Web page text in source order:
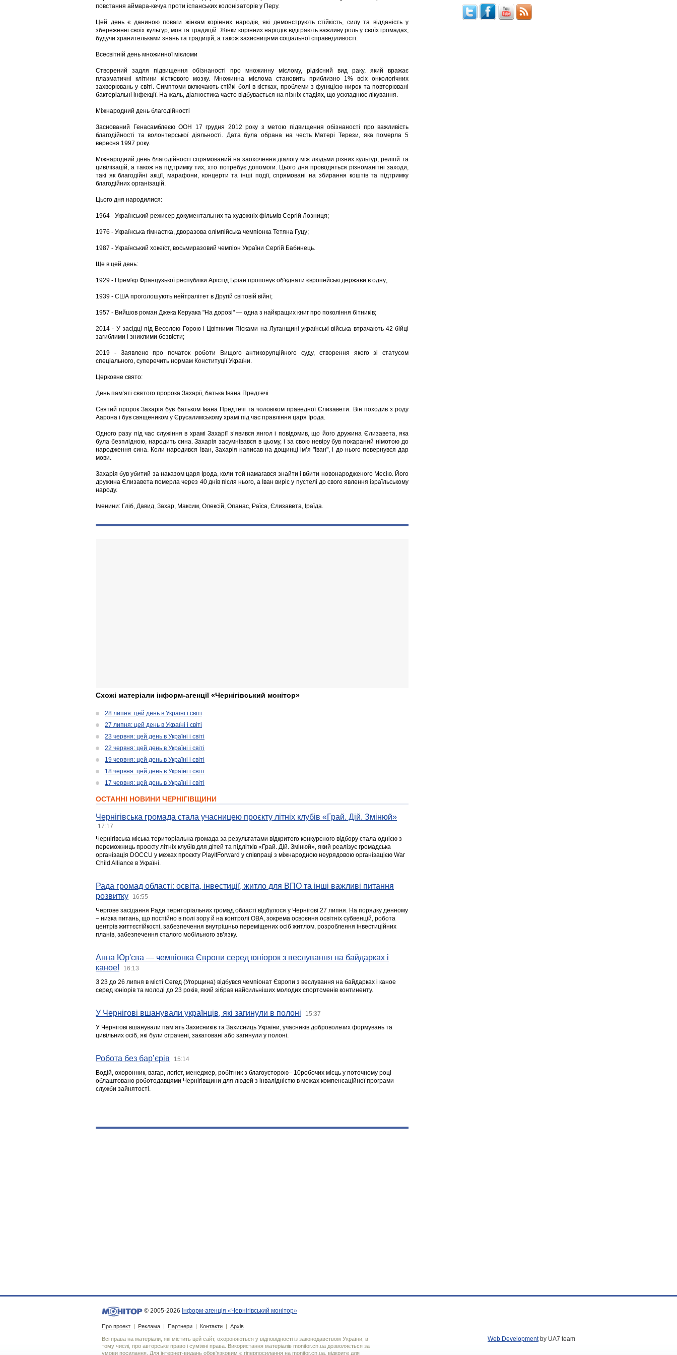
повстання аймара-кечуа проти іспанських колонізаторів у Перу.
Цей день є даниною поваги жінкам корінних народів, які демонструють стійкість, силу та відданість у
збереженні своїх культур, мов та традицій. Жінки корінних народів відіграють важливу роль у своїх громадах,
будучи хранительками знань та традицій, а також захисницями соціальної справедливості.
Всесвітній день множинної мієломи
Створений задля підвищення обізнаності про множинну мієлому, рідкісний вид раку, який вражає
плазматичні клітини кісткового мозку. Множинна мієлома становить приблизно 1% всіх онкологічних
захворювань у світі. Симптоми включають стійкі болі в кістках, проблеми з функцією нирок та повторювані
бактеріальні інфекції. На жаль, діагностика часто відбувається на пізніх стадіях, що ускладнює лікування.
Міжнародний день благодійності
Заснований Генасамблеєю ООН 17 грудня 2012 року з метою підвищення обізнаності про важливість
благодійності та волонтерської діяльності. Дата була обрана на честь Матері Терези, яка померла 5
вересня 1997 року.
Міжнародний день благодійності спрямований на заохочення діалогу між людьми різних культур, релігій та
цивілізацій, а також на підтримку тих, хто потребує допомоги. Цього дня проводяться різноманітні заходи,
такі як благодійні акції, марафони, концерти та інші події, спрямовані на збирання коштів та підтримку
благодійних організацій.
Цього дня народилися:
1964 - Український режисер документальних та художніх фільмів Сергій Лозниця;
1976 - Українська гімнастка, дворазова олімпійська чемпіонка Тетяна Гуцу;
1987 - Український хокеїст, восьмиразовий чемпіон України Сергій Бабинець.
Ще в цей день:
1929 - Прем'єр Французької республіки Арістід Бріан пропонує об'єднати європейські держави в одну;
1939 - США проголошують нейтралітет в Другій світовій війні;
1957 - Вийшов роман Джека Керуака "На дорозі" — одна з найкращих книг про покоління бітників;
2014 - У засідці під Веселою Горою і Цвітними Пісками на Луганщині українські війська втрачають 42 бійці
загиблими і зниклими безвісти;
2019 - Заявлено про початок роботи Вищого антикорупційного суду, створення якого зі статусом
спеціального, суперечить нормам Конституції України.
Церковне свято:
День пам’яті святого пророка Захарії, батька Івана Предтечі
Святий пророк Захарія був батьком Івана Предтечі та чоловіком праведної Єлизавети. Він походив з роду
Аарона і був священиком у Єрусалимському храмі під час правління царя Ірода.
Одного разу під час служіння в храмі Захарії з’явився янгол і повідомив, що його дружина Єлизавета, яка
була безплідною, народить сина. Захарія засумнівався в цьому, і за свою невіру був покараний німотою до
народження сина. Коли народився Іван, Захарія написав на дощинці ім’я "Іван", і до нього повернувся дар
мови.
Захарія був убитий за наказом царя Ірода, коли той намагався знайти і вбити новонародженого Месію. Його
дружина Єлизавета померла через 40 днів після нього, а Іван виріс у пустелі до свого явлення ізраїльському
народу.
Іменини: Гліб, Давид, Захар, Максим, Олексій, Опанас, Раїса, Єлизавета, Іраїда.
Схожі матеріали інформ-агенції «Чернігівський монітор»
28 липня: цей день в Україні і світі
27 липня: цей день в Україні і світі
23 червня: цей день в Україні і світі
22 червня: цей день в Україні і світі
19 червня: цей день в Україні і світі
18 червня: цей день в Україні і світі
17 червня: цей день в Україні і світі
ОСТАННІ НОВИНИ ЧЕРНІГІВЩИНИ
Чернігівська громада стала учасницею проєкту літніх клубів «Грай. Дій. Змінюй»
17:17
Чернігівська міська територіальна громада за результатами відкритого конкурсного відбору стала однією з
переможниць проєкту літніх клубів для дітей та підлітків «Грай. Дій. Змінюй», який реалізує громадська
організація DOCCU у межах проєкту PlayItForward у співпраці з міжнародною неурядовою організацією War
Child Alliance в Україні.
Рада громад області: освіта, інвестиції, житло для ВПО та інші важливі питання
розвитку
16:55
Чергове засідання Ради територіальних громад області відбулося у Чернігові 27 липня. На порядку денному
– низка питань, що постійно в полі зору й на контролі ОВА, зокрема освоєння освітніх субвенцій, робота
центрів життєстійкості, забезпечення внутрішньо переміщених осіб житлом, розроблення інвестиційних
планів, забезпечення сталого мобільного зв’язку.
Анна Юр'єва — чемпіонка Європи серед юніорок з веслування на байдарках і
каное!
16:13
З 23 до 26 липня в місті Сегед (Угорщина) відбувся чемпіонат Європи з веслування на байдарках і каное
серед юніорів та молоді до 23 років, який зібрав найсильніших молодих спортсменів континенту.
У Чернігові вшанували українців, які загинули в полоні 15:37
У Чернігові вшанували пам’ять Захисників та Захисниць України, учасників добровольчих формувань та
цивільних осіб, які були страчені, закатовані або загинули у полоні.
Робота без бар’єрів 15:14
Водій, охоронник, вагар, логіст, менеджер, робітник з благоусторою– 10робочих місць у поточному році
облаштовано роботодавцями Чернігівщини для людей з інвалідністю в межах компенсаційної програми
служби зайнятості.
© 2005-2026 Інформ-агенція «Чернігівський монітор»
Про проект | Реклама | Партнери | Контакти | Архів
Всі права на матеріали, які містить цей сайт, охороняються у відповідності із законодавством України, в
тому числі, про авторське право і суміжні права. Використання матерiалiв monitor.cn.ua дозволяється за
умови посилання. Для iнтернет-видань обов'язковим є гiперпосилання на monitor.cn.ua, відкрите для
Web Developmentby UA7 team